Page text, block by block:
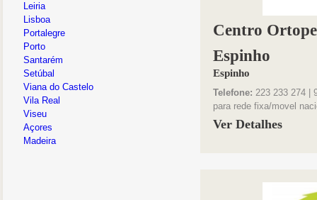
Leiria
Lisboa
Portalegre
Porto
Santarém
Setúbal
Viana do Castelo
Vila Real
Viseu
Açores
Madeira
Centro
Espinho
Espinho
Telefone: 223 233 274 |
para rede fixa/movel
Ver Detalhes